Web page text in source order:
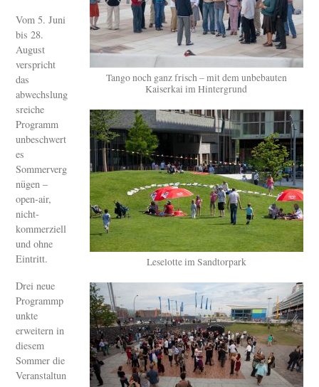
Tango noch ganz frisch – mit dem unbebauten
Kaiserkai im Hintergrund
Leselotte im Sandtorpark
Vom 5. Juni
bis 28.
August
verspricht
das
abwechslung
sreiche
Programm
unbeschwert
es
Sommerverg
nügen –
open-air,
nicht-
kommerziell
und ohne
Eintritt.
Drei neue
Programmp
unkte
erweitern in
diesem
Sommer die
Veranstaltun